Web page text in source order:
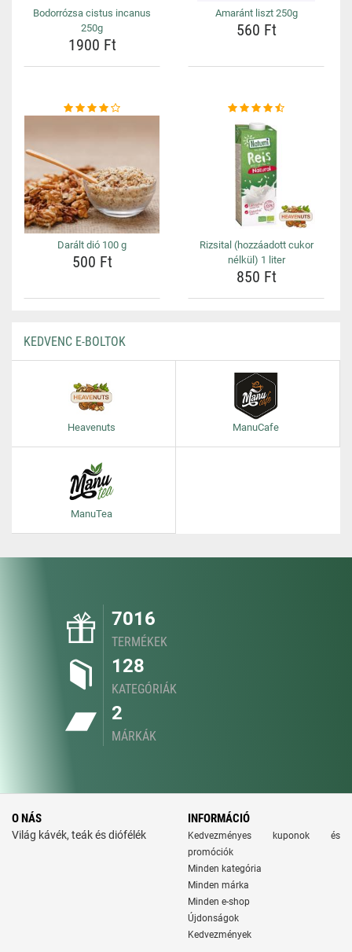
Bodorrózsa cistus incanus
250g
1900 Ft
Amaránt liszt 250g
560 Ft
Darált dió 100 g
500 Ft
Rizsital (hozzáadott cukor
nélkül) 1 liter
850 Ft
KEDVENC E-BOLTOK
Heavenuts ManuCafe
ManuTea
7016
TERMÉKEK
128
KATEGÓRIÁK
2
MÁRKÁK
O NÁS
Világ kávék, teák és diófélék
INFORMÁCIÓ
Kedvezményes kuponok és
promóciók
Minden kategória
Minden márka
Minden e-shop
Újdonságok
Kedvezmények